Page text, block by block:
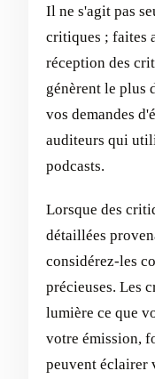
Il ne s'agit pas
critiques ; faites
réception des
génèrent le plus
vos demandes
auditeurs qui
podcasts.
Lorsque des
détaillées
considérez-les
précieuses. Les
lumière ce que
votre émission,
peuvent éclairer